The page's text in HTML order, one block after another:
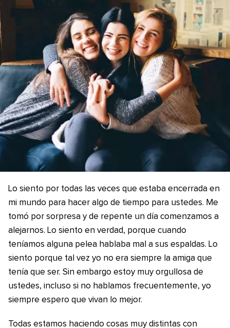
Lo siento por todas las veces que estaba encerrada en
mi mundo para hacer algo de tiempo para ustedes. Me
tomó por sorpresa y de repente un día comenzamos a
alejarnos. Lo siento en verdad, porque cuando
teníamos alguna pelea hablaba mal a sus espaldas. Lo
siento porque tal vez yo no era siempre la amiga que
tenía que ser. Sin embargo estoy muy orgullosa de
ustedes, incluso si no hablamos frecuentemente, yo
siempre espero que vivan lo mejor.
Todas estamos haciendo cosas muy distintas con